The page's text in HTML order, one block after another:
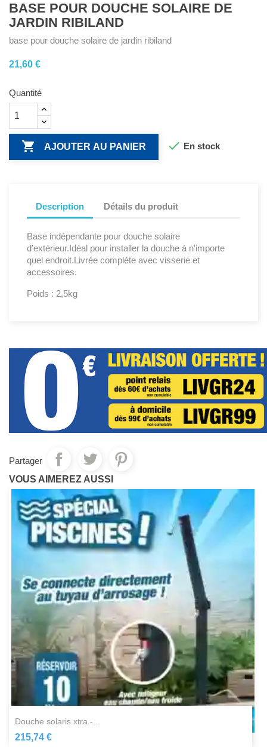
BASE POUR DOUCHE SOLAIRE DE
JARDIN RIBILAND
base pour douche solaire de jardin ribiland
21,60 €
Quantité
 AJOUTER AU PANIER  En stock
Description Détails du produit
Base indépendante pour douche solaire
d'extérieur.Idéal pour installer la douche à n'importe
quel endroit.Livrée complète avec visserie et
accessoires.
Poids : 2,5kg
Partager
VOUS AIMEREZ AUSSI
douche solaris xtra -...
215,74 €